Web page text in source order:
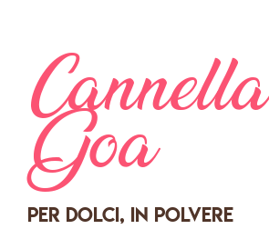
Cannella
Goa
Per dolci, in polvere